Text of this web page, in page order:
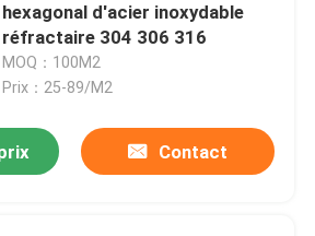
hexagonal d'acier inoxydable
réfractaire 304 306 316
MOQ：100M2
Prix：25-89/M2
Contact